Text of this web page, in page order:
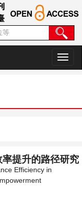
切
换
提升的路径研究
Efficiency in